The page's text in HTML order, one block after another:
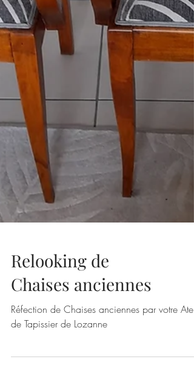
Relooking de
Chaises anciennes
de Tapissier de Lozanne